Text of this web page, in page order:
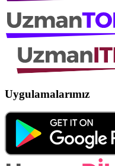
Uygulamalarımız